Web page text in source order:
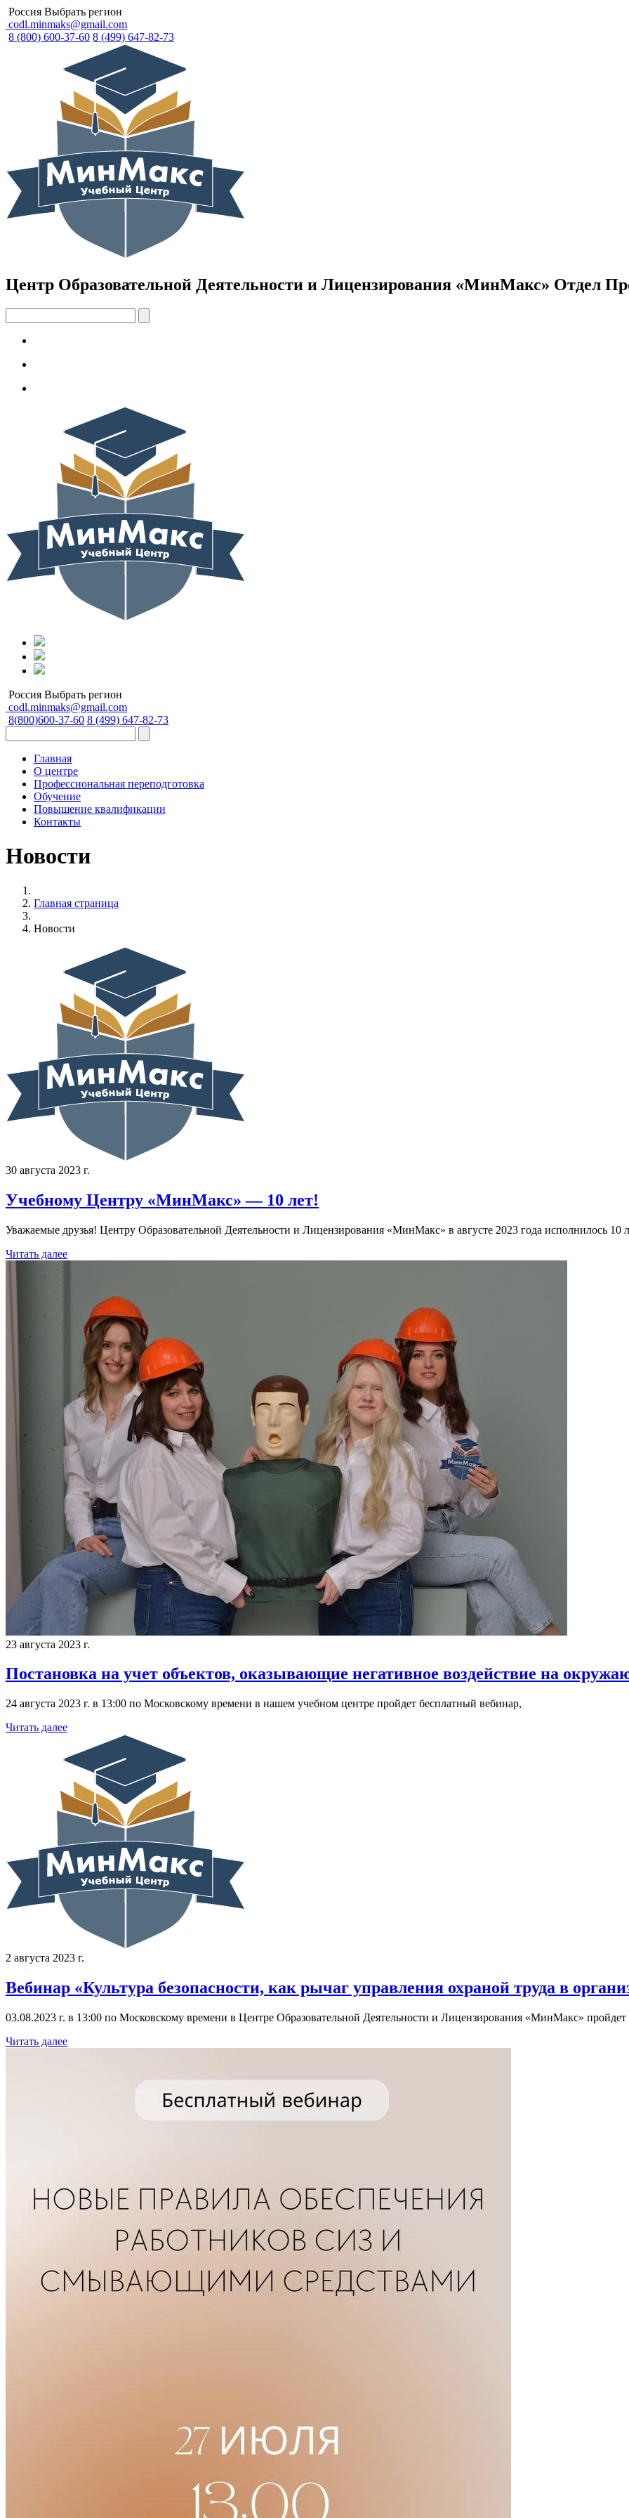
Россия Выбрать регион
codl.minmaks@gmail.com
8 (800) 600-37-60 8 (499) 647-82-73
Центр Образовательной Деятельности и Лицензирования «МинМакс» Отдел
Россия Выбрать регион
codl.minmaks@gmail.com
8(800)600-37-60 8 (499) 647-82-73
Главная
О центре
Профессиональная переподготовка
Обучение
Повышение квалификации
Контакты
Новости
Главная страница
Новости
30 августа 2023 г.
Учебному Центру «МинМакс» — 10 лет!
Уважаемые друзья! Центру Образовательной Деятельности и Лицензирования «МинМакс» в августе 2023 года исполнилось 10
Читать далее
23 августа 2023 г.
Постановка на учет объектов, оказывающие негативное воздействие на
24 августа 2023 г. в 13:00 по Московскому времени в нашем учебном центре пройдет бесплатный вебинар,
Читать далее
2 августа 2023 г.
Вебинар «Культура безопасности, как рычаг управления охраной труда в
03.08.2023 г. в 13:00 по Московскому времени в Центре Образовательной Деятельности и Лицензирования «МинМакс»
Читать далее